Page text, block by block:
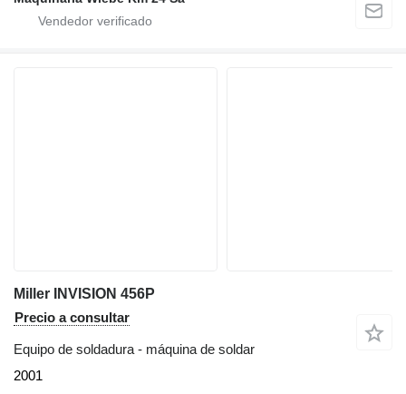
Miller INVISION 456P
Precio a consultar
Equipo de soldadura - máquina de soldar
2001